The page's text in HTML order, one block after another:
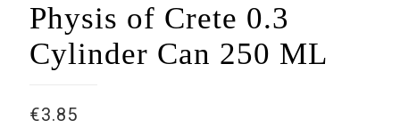
Physis of Crete 0.3
Cylinder Can 250 ML
€3.85